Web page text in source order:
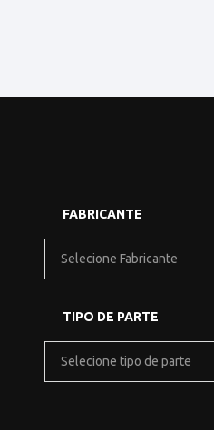
FABRICANTE
Selecione Fabricante
TIPO DE PARTE
Selecione tipo de parte